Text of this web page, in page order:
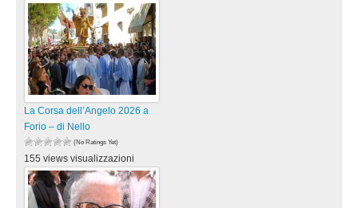
La Corsa dell’Angelo 2026 a
Forio – di Nello
(No Ratings Yet)
155 views visualizzazioni